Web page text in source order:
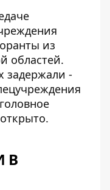
из
областей.
задержали -
В